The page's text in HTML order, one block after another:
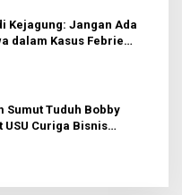
Kejagung: Jangan Ada
dalam Kasus Febrie
Sumut Tuduh Bobby
Curiga Bisnis